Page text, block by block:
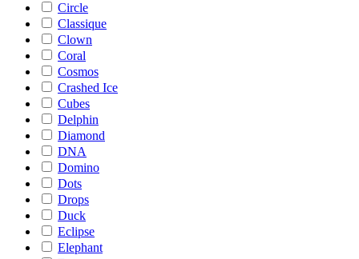
Circle
Classique
Clown
Coral
Cosmos
Crashed Ice
Cubes
Delphin
Diamond
DNA
Domino
Dots
Drops
Duck
Eclipse
Elephant